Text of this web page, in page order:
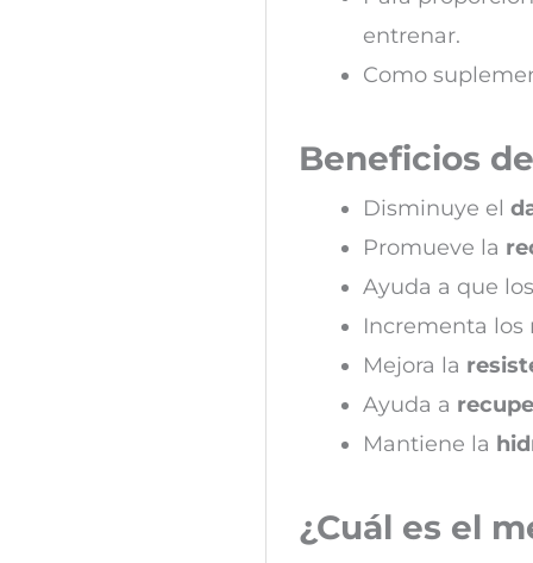
entrenar.
Como
Beneficios
Disminuye el
Promueve la
Ayuda a que
Incrementa
Mejora la
Ayuda a
Mantiene la
¿Cuál es el